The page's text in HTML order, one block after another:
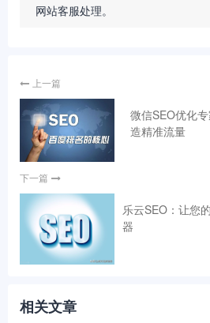
网站客服处理。
上一篇
微信SEO优化
造精准流量
下一篇
乐云SEO：让您
器
相关文章